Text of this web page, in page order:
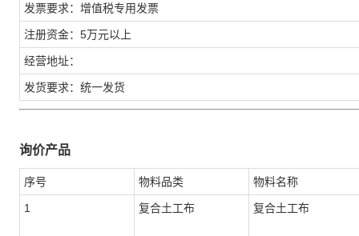
发票要求：增值税专用发票
注册资金：5万元以上
经营地址：
发货要求：统一发货
询价产品
序号 物料品类 物料名称
1 复合土工布 复合土工布